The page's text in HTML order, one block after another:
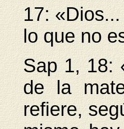
17:
lo que no
Sap 1, 18:
de la
refiere,